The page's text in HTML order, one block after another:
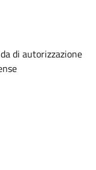
di autorizzazione